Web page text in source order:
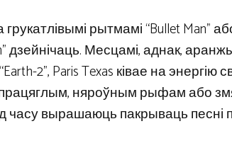
рытмамі “Bullet Man”
дзейнічаць. Месцамі, аднак,
2”, Paris Texas ківае на энергію
працяглым, няроўным рыфам або
часу вырашаюць пакрываць песні